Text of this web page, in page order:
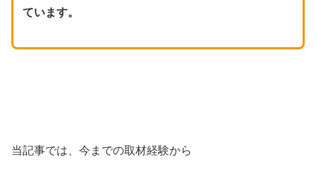
ています。
当記事では、今までの取材経験から